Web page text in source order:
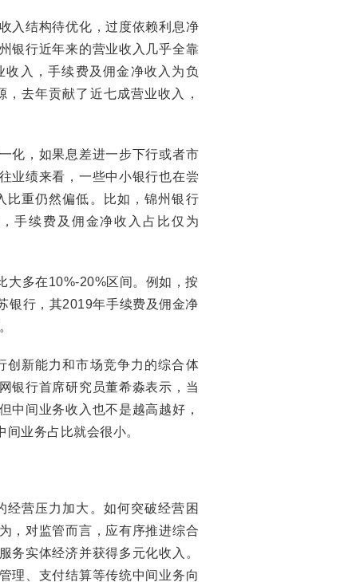
结构待优化，过度依赖利息净
银行近年来的营业收入几乎全靠
入，手续费及佣金净收入为负
去年贡献了近七成营业收入，
，如果息差进一步下行或者市
业绩来看，一些中小银行也在尝
比重仍然偏低。比如，锦州银行
手续费及佣金净收入占比仅为
多在10%-20%区间。例如，按
银行，其2019年手续费及佣金净
新能力和市场竞争力的综合体
银行首席研究员董希淼表示，当
中间业务收入也不是越高越好，
业务占比就会很小。
营压力加大。如何突破经营困
，对监管而言，应有序推进综合
务实体经济并获得多元化收入。
理、支付结算等传统中间业务向